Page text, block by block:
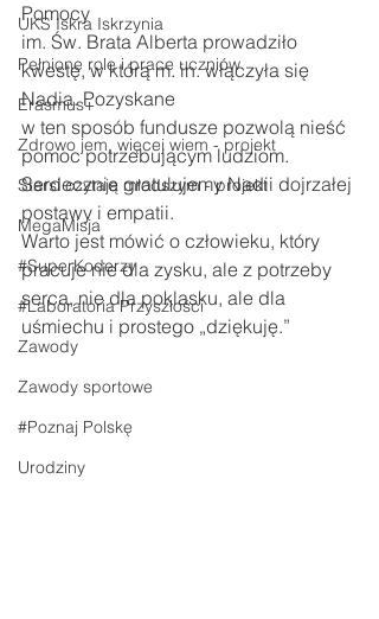
UKS Iskra Iskrzynia
Pełnione role i prace uczniów
Erasmus+
Zdrowo jem, więcej wiem - projekt
Starsi czytają młodszym - projekt
MegaMisja
#SuperKoderzy
#Laboratoria Przyszłości
Zawody
Zawody sportowe
#Poznaj Polskę
Urodziny
Pomocy
im. Św. Brata Alberta prowadziło
kwestę, w którą m. in. włączyła się
Nadia. Pozyskane
w ten sposób fundusze pozwolą nieść
pomoc potrzebującym ludziom.
Serdecznie gratulujemy Nadii dojrzałej
postawy i empatii.
Warto jest mówić o człowieku, który
pracuje nie dla zysku, ale z potrzeby
serca, nie dla poklasku, ale dla
uśmiechu i prostego „dziękuję.”